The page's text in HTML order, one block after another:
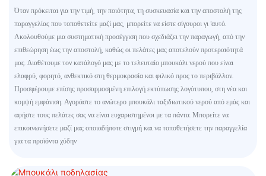
Όταν πρόκειται για την τιμή, την ποιότητα, τη συσκευασία και την αποστολή της
παραγγελίας που τοποθετείτε μαζί μας, μπορείτε να είστε σίγουροι γι 'αυτό.
Ακολουθούμε μια συστηματική προσέγγιση που σχεδιάζει την παραγωγή, από την
επιθεώρηση έως την αποστολή, καθώς οι πελάτες μας αποτελούν προτεραιότητά
μας. Διαθέτουμε τον κατάλογό μας με το τελευταίο μπουκάλι νερού που είναι
ελαφρύ, φορητό, ανθεκτικό στη θερμοκρασία και φιλικό προς το περιβάλλον.
Προσφέρουμε επίσης προσαρμοσμένη επιλογή εκτύπωσης λογότυπου, στη νέα και
κομψή εμφάνιση. Αγοράστε το ανώτερο μπουκάλι ταξιδιωτικού νερού από εμάς και
αφήστε τους πελάτες σας να είναι ευχαριστημένοι με τα πάντα. Μπορείτε να
επικοινωνήσετε μαζί μας οποιαδήποτε στιγμή και να τοποθετήσετε την παραγγελία
για τα προϊόντα χύδην